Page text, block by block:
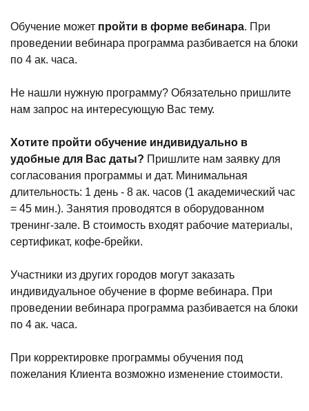
Обучение может пройти в форме вебинара. При
проведении вебинара программа разбивается на блоки
по 4 ак. часа.
Не нашли нужную программу? Обязательно пришлите
нам запрос на интересующую Вас тему.
Хотите пройти обучение индивидуально в
удобные для Вас даты? Пришлите нам заявку для
согласования программы и дат. Минимальная
длительность: 1 день - 8 ак. часов (1 академический час
= 45 мин.). Занятия проводятся в оборудованном
тренинг-зале. В стоимость входят рабочие материалы,
сертификат, кофе-брейки.
Участники из других городов могут заказать
индивидуальное обучение в форме вебинара. При
проведении вебинара программа разбивается на блоки
по 4 ак. часа.
При корректировке программы обучения под
пожелания Клиента возможно изменение стоимости.